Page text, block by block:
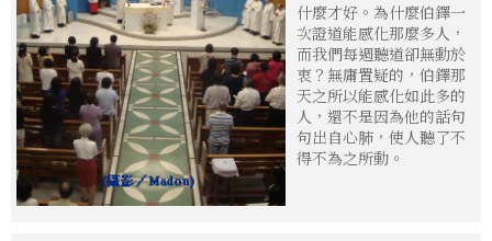
什麼才好。為什麼伯鐸一
次證道能感化那麼多人，
而我們每週聽道卻無動於
衷？無庸置疑的，伯鐸那
天之所以能感化如此多的
人，還不是因為他的話句
句出自心肺，使人聽了不
得不為之所動。